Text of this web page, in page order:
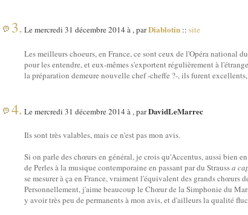
3. Le mercredi 31 décembre 2014 à , parDiablotin ::site
Les meilleurs choeurs, en France, ce sont ceux de l'Opéra national
pour les entendre, et eux-mêmes s'exportent régulièrement à
la préparation demeure nouvelle chef -cheffe ?-, ils furent
4. Le mercredi 31 décembre 2014 à , parDavidLeMarrec
Ils sont très valables, mais ce n'est pas mon avis.
Si on parle des chœurs en général, je crois qu'Accentus, aussi bien
de Perles à la musique contemporaine en passant par du Straussa
se mesurer à ça en France, vraiment l'équivalent des grands chœurs
Personnellement, j'aime beaucoup le Chœur de la Simphonie du
y avoir très peu de permanents à mon avis, et d'ailleurs la qualité